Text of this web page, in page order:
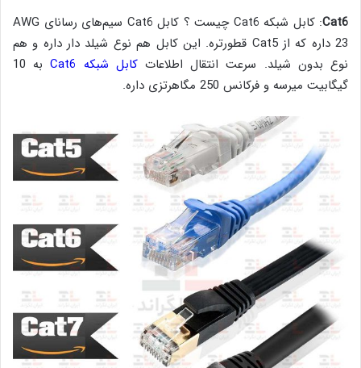
Cat6
: کابل شبکه Cat6 چیست ؟ کابل Cat6 سیم‌های رسانای AWG
23 داره که از Cat5 قطورتره. این کابل هم نوع شیلد دار داره و هم
نوع بدون شیلد. سرعت انتقال اطلاعاتکابل شبکه Cat6
به 10
گیگابیت میرسه و فرکانس 250 مگاهرتزی داره.